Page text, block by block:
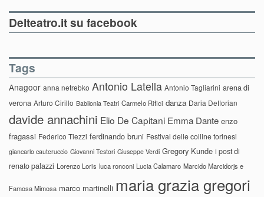
Delteatro.it su facebook
Tags
Anagoor anna netrebko Antonio Latella Antonio Tagliarini arena di
verona Arturo Cirillo Babilonia Teatri Carmelo Rifici danza Daria Deflorian
davide annachini Elio De Capitani Emma Dante enzo
fragassi Federico Tiezzi ferdinando bruni Festival delle colline torinesi
giancarlo cauteruccio Giovanni Testori Giuseppe Verdi Gregory Kunde i post di
renato palazzi Lorenzo Loris luca ronconi Lucia Calamaro Marcido Marcidorjs e
Famosa Mimosa marco martinelli maria grazia gregori